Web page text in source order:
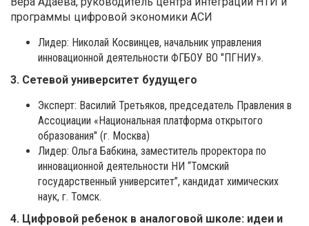
программы цифровой экономики АСИ
Лидер: Николай Косвинцев, начальник управления
инновационной деятельности ФГБОУ ВО "ПГНИУ».
3. Сетевой университет будущего
Эксперт: Василий Третьяков, председатель Правления в
Ассоциации «Национальная платформа открытого
образования" (г. Москва)
Лидер: Ольга Бабкина, заместитель проректора по
инновационной деятельности НИ “Томский
государственный университет”, кандидат химических
наук, г. Томск.
4. Цифровой ребенок в аналоговой школе: идеи и